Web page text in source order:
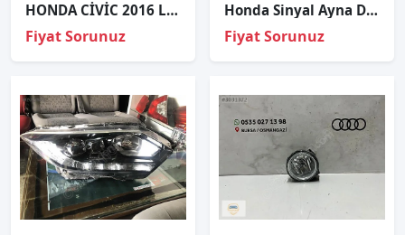
HONDA CİVİC 2016 LEDLİ SAĞ SİS FAR
Fiyat Sorunuz
Honda Sinyal Ayna Dikiz Cıvıc 06-11 Sol
Fiyat Sorunuz